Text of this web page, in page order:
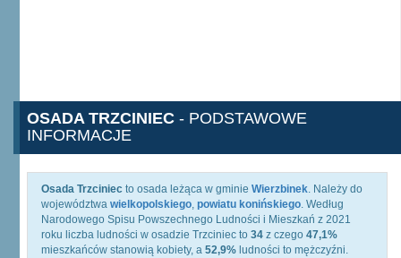
OSADA TRZCINIEC - PODSTAWOWE
INFORMACJE
Osada Trzciniec to osada leżąca w gminie Wierzbinek. Należy do
województwa wielkopolskiego, powiatu konińskiego. Według
Narodowego Spisu Powszechnego Ludności i Mieszkań z 2021
roku liczba ludności w osadzie Trzciniec to 34 z czego 47,1%
mieszkańców stanowią kobiety, a 52,9% ludności to mężczyźni.